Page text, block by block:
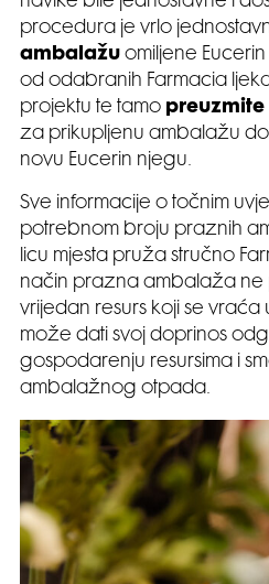
procedura je vrlo
ambalažu omiljene
od odabranih Farmacia
projektu te tamo
za prikupljenu ambalažu
novu Eucerin njegu.
Sve informacije o točnim
potrebnom broju praznih
licu mjesta pruža stručno
način prazna ambalaža ne
vrijedan resurs koji se vraća
može dati svoj doprinos
gospodarenju resursima i
ambalažnog otpada.